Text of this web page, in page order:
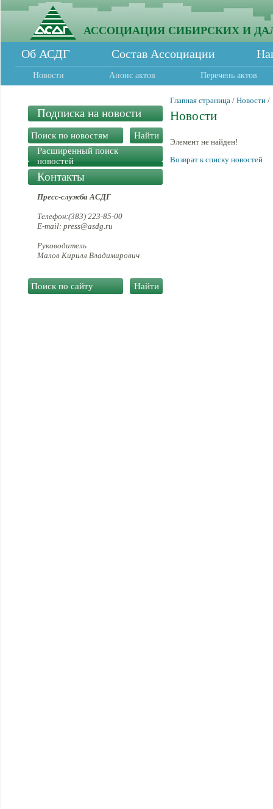
АССОЦИАЦИЯ СИБИРСКИХ И
Об АСДГ Состав Ассоциации
Новости Анонс актов Перечень актов
Подписка на новости
Расширенный поиск
новостей
Контакты
Пресс-служба АСДГ
Телефон:(383) 223-85-00
E-mail: press@asdg.ru
Руководитель
Малов Кирилл Владимирович
Главная страница / Новости /
Новости
Элемент не найден!
Возврат к списку новостей